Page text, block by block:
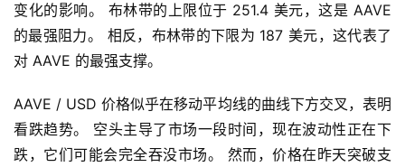
变化的影响。 布林带的上限位于 251.4 美元，这是 AAVE
的最强阻力。 相反，布林带的下限为 187 美元，这代表了
对 AAVE 的最强支撑。
AAVE / USD 价格似乎在移动平均线的曲线下方交叉，表明
看跌趋势。 空头主导了市场一段时间，现在波动性正在下
跌，它们可能会完全吞没市场。 然而，价格在昨天突破支